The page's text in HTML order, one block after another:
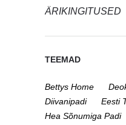
ÄRIKINGITUSED
TEEMAD
Bettys Home
Diivanipadi
Eesti
Hea Sõnumiga Padi